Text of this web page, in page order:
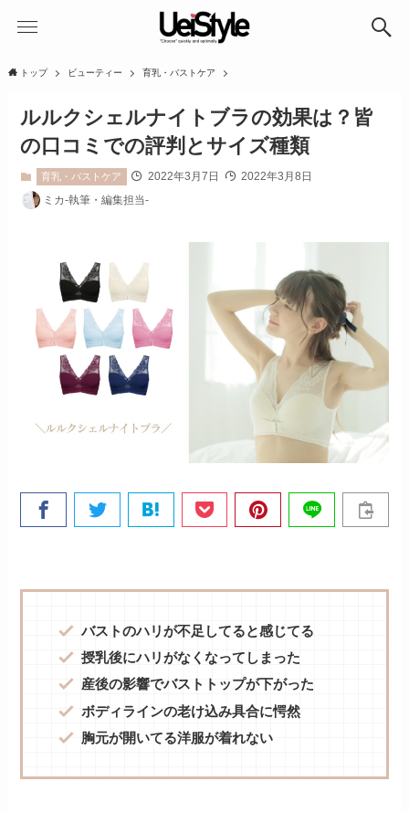
トップ ビューティー 育乳・バストケア
ルルクシェルナイトブラの効果は？皆
の口コミでの評判とサイズ種類
育乳・バストケア 2022年3月7日
2022年3月8日
ミカ-執筆・編集担当-
バストのハリが不足してると感じてる
授乳後にハリがなくなってしまった
産後の影響でバストトップが下がった
ボディラインの老け込み具合に愕然
胸元が開いてる洋服が着れない